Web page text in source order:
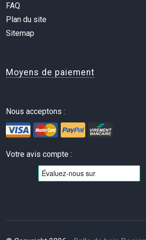
FAQ
Plan du site
Sitemap
Moyens de paiement
Nous acceptons :
Votre avis compte :